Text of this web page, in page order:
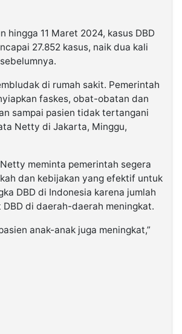
hingga 11 Maret 2024, kasus DBD
27.852 kasus, naik dua kali
di rumah sakit. Pemerintah
faskes, obat-obatan dan
sampai pasien tidak tertangani
Netty di Jakarta, Minggu,
meminta pemerintah segera
dan kebijakan yang efektif untuk
DBD di Indonesia karena jumlah
di daerah-daerah meningkat.
anak-anak juga meningkat,”